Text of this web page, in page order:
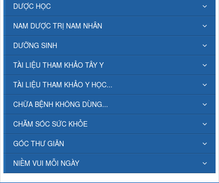
DƯỢC HỌC
NAM DƯỢC TRỊ NAM NHÂN
DƯỠNG SINH
TÀI LIỆU THAM KHẢO TÂY Y
TÀI LIỆU THAM KHẢO Y HỌC...
CHỮA BỆNH KHÔNG DÙNG...
CHĂM SÓC SỨC KHỎE
GÓC THƯ GIÃN
NIỀM VUI MỖI NGÀY